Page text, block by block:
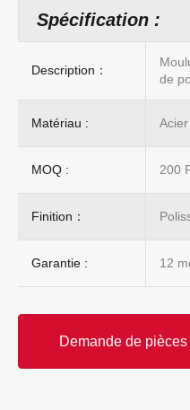
Spécification :
Description：
de
Matériau :
MOQ : 200
Finition：
Garantie : 12
Demande de pièces